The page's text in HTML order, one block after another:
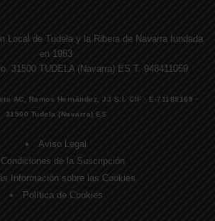
Local de Tudela y la Ribera de Navarra fundada
en 1953
31500 TUDELA (Navarra) ES T. 948411059
AC, Ramos Hernández, JJ S.I. CIF · E-71185169 ·
31500 Tudela (Navarra) ES
Aviso Legal
Condiciones de la Suscripción
Información sobre las Cookies
Política de Cookies